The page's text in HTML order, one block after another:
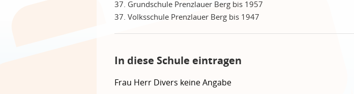
37. Grundschule Prenzlauer Berg bis 1957
37. Volksschule Prenzlauer Berg bis 1947
In diese Schule eintragen
Frau Herr Divers keine Angabe